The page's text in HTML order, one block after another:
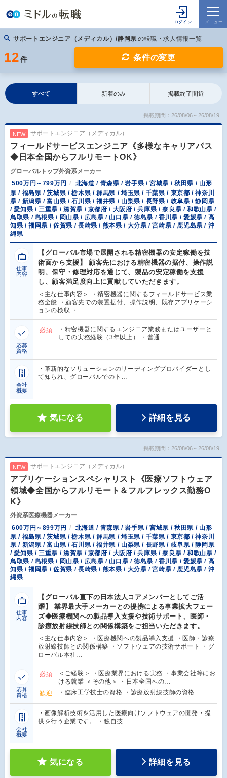
サポートエンジニア（メディカル）/静岡県 の転職・求人情報一覧
12 件 条件の変更
すべて 新着のみ 掲載終了間近
掲載期間：26/08/06～26/08/19
NEW サポートエンジニア（メディカル）
フィールドサービスエンジニア《多様なキャリアパス
◆日本全国からフルリモートOK》
グローバルトップ外資系メーカー
500万円～799万円
北海道 / 青森県 / 岩手県 / 宮城県 / 秋田県 / 山形
県 / 福島県 / 茨城県 / 栃木県 / 群馬県 / 埼玉県 / 千葉県 / 東京都 / 神奈川
県 / 新潟県 / 富山県 / 石川県 / 福井県 / 山梨県 / 長野県 / 岐阜県 / 静岡県
/ 愛知県 / 三重県 / 滋賀県 / 京都府 / 大阪府 / 兵庫県 / 奈良県 / 和歌山県 /
鳥取県 / 島根県 / 岡山県 / 広島県 / 山口県 / 徳島県 / 香川県 / 愛媛県 / 高
知県 / 福岡県 / 佐賀県 / 長崎県 / 熊本県 / 大分県 / 宮崎県 / 鹿児島県 / 沖
縄県
仕事
内容
【グローバル市場で展開される精密機器の安定稼働を技
術面から支援】 顧客先における精密機器の据付、操作説
明、保守・修理対応を通じて、製品の安定稼働を支援
し、顧客満足度向上に貢献していただきます。
＜主な仕事内容＞ ・精密機器に関するフィールドサービス業
務全般 ・顧客先での装置据付、操作説明、既存アプリケーシ
ョンの検収 ・…
応募
資格
必須
・精密機器に関するエンジニア業務またはユーザーと
しての実務経験（3年以上） ・普通…
会社
概要
・革新的なソリューションのリーディングプロバイダーとし
て知られ、グローバルでのト…
気になる 詳細を見る
掲載期間：26/08/06～26/08/19
NEW サポートエンジニア（メディカル）
アプリケーションスペシャリスト《医療ソフトウェア
領域◆全国からフルリモート＆フルフレックス勤務O
K》
外資系医療機器メーカー
600万円～899万円
北海道 / 青森県 / 岩手県 / 宮城県 / 秋田県 / 山形
県 / 福島県 / 茨城県 / 栃木県 / 群馬県 / 埼玉県 / 千葉県 / 東京都 / 神奈川
県 / 新潟県 / 富山県 / 石川県 / 福井県 / 山梨県 / 長野県 / 岐阜県 / 静岡県
/ 愛知県 / 三重県 / 滋賀県 / 京都府 / 大阪府 / 兵庫県 / 奈良県 / 和歌山県 /
鳥取県 / 島根県 / 岡山県 / 広島県 / 山口県 / 徳島県 / 香川県 / 愛媛県 / 高
知県 / 福岡県 / 佐賀県 / 長崎県 / 熊本県 / 大分県 / 宮崎県 / 鹿児島県 / 沖
縄県
仕事
内容
【グローバル直下の日本法人コアメンバーとしてご活
躍】 業界最大手メーカーとの提携による事業拡大フェー
ズ◆医療機関への製品導入支援や技術サポート、医師・
診療放射線技師との関係構築をご担当いただきます。
＜主な仕事内容＞ ・医療機関への製品導入支援 ・医師・診療
放射線技師との関係構築 ・ソフトウェアの技術サポート ・グ
ローバル本社…
応募
資格
必須
＜ご経験＞ ・医療業界における実務 ・事業会社等にお
ける就業 ＜その他＞ ・日本全国への…
歓迎
・臨床工学技士の資格 ・診療放射線技師の資格
会社
概要
・画像解析技術を活用した医療向けソフトウェアの開発・提
供を行う企業です。 ・独自技…
気になる 詳細を見る